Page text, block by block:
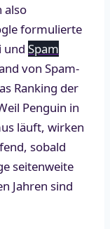
also
formulierte
und Spam
von Spam-
Ranking der
Penguin in
läuft, wirken
sobald
seitenweite
Jahren sind